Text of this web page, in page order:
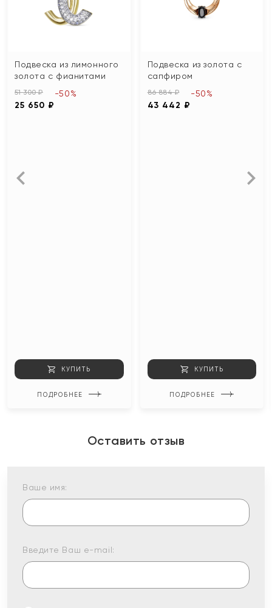
Подвеска из лимонного
золота с фианитами
51 300 ₽
25 650 ₽
-50%
КУПИТЬ
ПОДРОБНЕЕ
Подвеска из золота с
сапфиром
86 884 ₽
43 442 ₽
-50%
КУПИТЬ
ПОДРОБНЕЕ
Оставить отзыв
Ваше имя:
Введите Ваш e-mail: